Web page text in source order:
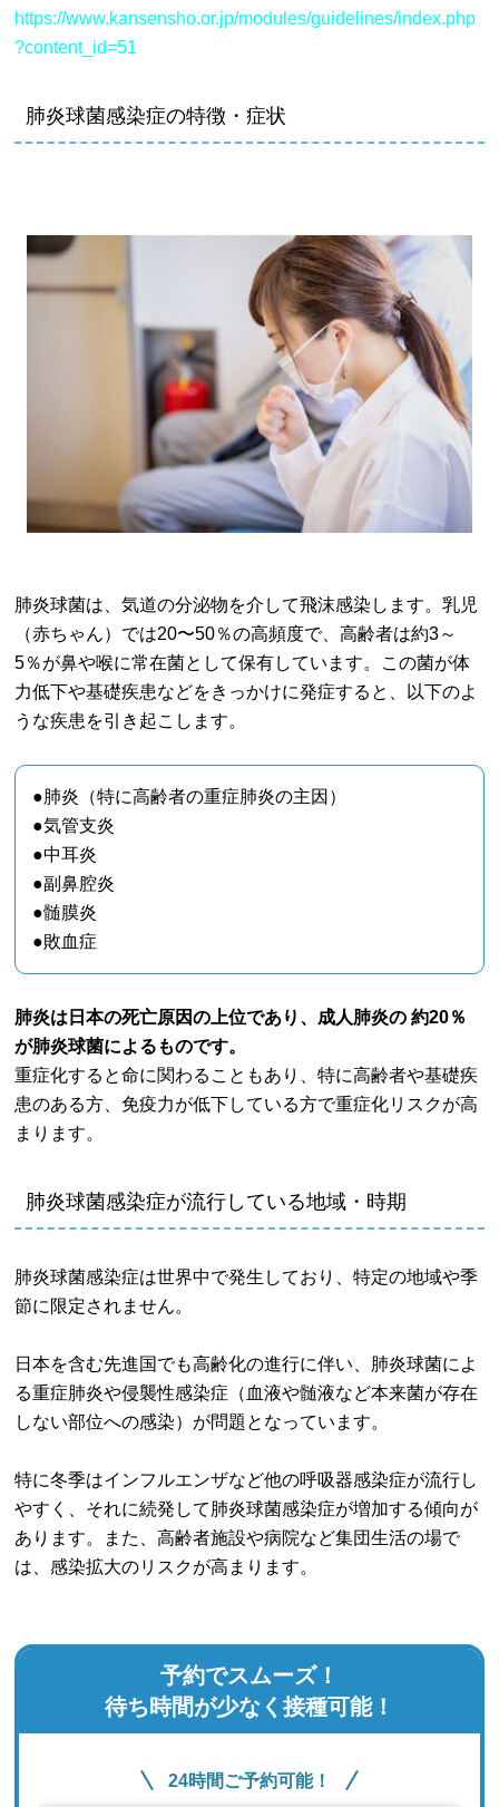
https://www.kansensho.or.jp/modules/guidelines/index.php
?content_id=51
肺炎球菌感染症の特徴・症状
肺炎球菌は、気道の分泌物を介して飛沫感染します。乳児
（赤ちゃん）では20〜50％の高頻度で、高齢者は約3～
5％が鼻や喉に常在菌として保有しています。この菌が体
力低下や基礎疾患などをきっかけに発症すると、以下のよ
うな疾患を引き起こします。
●肺炎（特に高齢者の重症肺炎の主因）
●気管支炎
●中耳炎
●副鼻腔炎
●髄膜炎
●敗血症
肺炎は日本の死亡原因の上位であり、成人肺炎の 約20％
が肺炎球菌によるものです。
重症化すると命に関わることもあり、特に高齢者や基礎疾
患のある方、免疫力が低下している方で重症化リスクが高
まります。
肺炎球菌感染症が流行している地域・時期
肺炎球菌感染症は世界中で発生しており、特定の地域や季
節に限定されません。
日本を含む先進国でも高齢化の進行に伴い、肺炎球菌によ
る重症肺炎や侵襲性感染症（血液や髄液など本来菌が存在
しない部位への感染）が問題となっています。
特に冬季はインフルエンザなど他の呼吸器感染症が流行し
やすく、それに続発して肺炎球菌感染症が増加する傾向が
あります。また、高齢者施設や病院など集団生活の場で
は、感染拡大のリスクが高まります。
予約でスムーズ！
待ち時間が少なく接種可能！
24時間ご予約可能！